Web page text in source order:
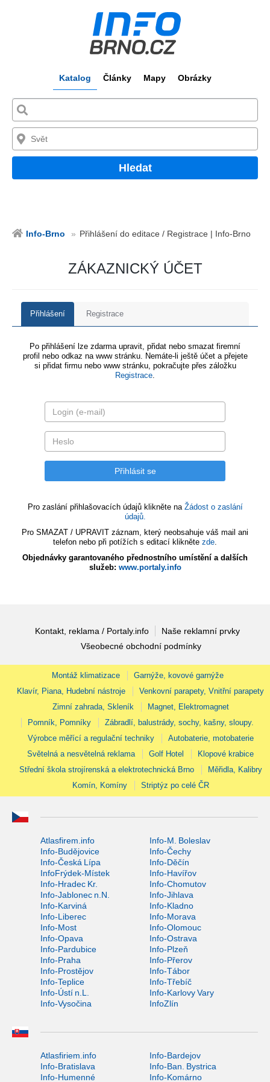
Katalog Články Mapy Obrázky
Hledat
Info-Brno Přihlášení do editace / Registrace | Info-Brno
ZÁKAZNICKÝ ÚČET
Přihlášení Registrace
Po přihlášení lze zdarma upravit, přidat nebo smazat firemní
profil nebo odkaz na www stránku. Nemáte-li ještě účet a přejete
si přidat firmu nebo www stránku, pokračujte přes záložku
Registrace.
Pro zaslání přihlašovacích údajů klikněte na Žádost o zaslání
údajů.
Pro SMAZAT / UPRAVIT záznam, který neobsahuje váš mail ani
telefon nebo při potížích s editací klikněte zde.
Objednávky garantovaného přednostního umístění a dalších
služeb: www.portaly.info
Kontakt, reklama / Portaly.info
Naše reklamní prvky
Všeobecné obchodní podmínky
Montáž klimatizace
Garnýže, kovové garnýže
Klavír, Piana, Hudební nástroje
Venkovní parapety, Vnitřní parapety
Zimní zahrada, Skleník
Magnet, Elektromagnet
Pomník, Pomníky
Zábradlí, balustrády, sochy, kašny, sloupy.
Výrobce měřící a regulační techniky
Autobaterie, motobaterie
Světelná a nesvětelná reklama
Golf Hotel
Klopové krabice
Střední škola strojírenská a elektrotechnická Brno
Měřidla, Kalibry
Komín, Komíny
Striptýz po celé ČR
Atlasfirem.info
Info-M. Boleslav
Info-Budějovice
Info-Čechy
Info-Česká Lípa
Info-Děčín
InfoFrýdek-Místek
Info-Havířov
Info-Hradec Kr.
Info-Chomutov
Info-Jablonec n.N.
Info-Jihlava
Info-Karviná
Info-Kladno
Info-Liberec
Info-Morava
Info-Most
Info-Olomouc
Info-Opava
Info-Ostrava
Info-Pardubice
Info-Plzeň
Info-Praha
Info-Přerov
Info-Prostějov
Info-Tábor
Info-Teplice
Info-Třebíč
Info-Ústí n.L.
Info-Karlovy Vary
Info-Vysočina
InfoZlín
Atlasfiriem.info
Info-Bardejov
Info-Bratislava
Info-Ban. Bystrica
Info-Humenné
Info-Komárno